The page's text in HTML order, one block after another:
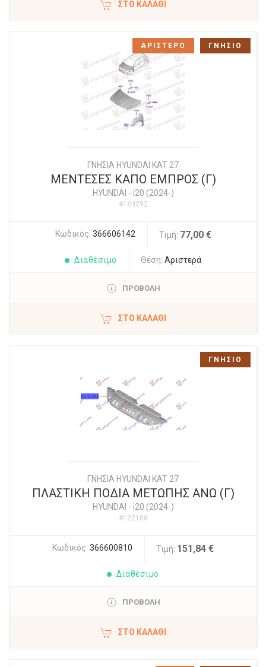
ΣΤΟ ΚΑΛΆΘΙ
ΓΝΗΣΙΑ HYUNDAI KAT 27
ΜΕΝΤΕΣΕΣ ΚΑΠΟ ΕΜΠΡΟΣ (Γ)
HYUNDAI - i20 (2024-)
#184292
Κωδικός: 366606142 Τιμή: 77,00 €
Διαθέσιμο Θέση: Αριστερά
ΠΡΟΒΟΛΗ
ΣΤΟ ΚΑΛΆΘΙ
ΑΡΙΣΤΕΡΟ ΓΝΗΣΙΟ
ΓΝΗΣΙΑ HYUNDAI KAT 27
ΠΛΑΣΤΙΚΗ ΠΟΔΙΑ ΜΕΤΩΠΗΣ ΑΝΩ (Γ)
HYUNDAI - i20 (2024-)
#122108
Κωδικός: 366600810 Τιμή: 151,84 €
Διαθέσιμο
ΠΡΟΒΟΛΗ
ΣΤΟ ΚΑΛΆΘΙ
ΓΝΗΣΙΟ